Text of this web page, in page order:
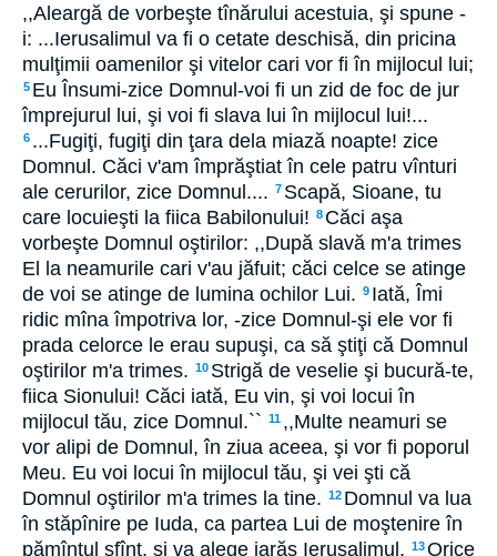
,,Aleargă de vorbeşte tînărului acestuia, şi spune -
i: ...Ierusalimul va fi o cetate deschisă, din pricina
mulţimii oamenilor şi vitelor cari vor fi în mijlocul lui;
5 Eu Însumi-zice Domnul-voi fi un zid de foc de jur
împrejurul lui, şi voi fi slava lui în mijlocul lui!...
6 ...Fugiţi, fugiţi din ţara dela miază noapte! zice
Domnul. Căci v'am împrăştiat în cele patru vînturi
ale cerurilor, zice Domnul.... 7 Scapă, Sioane, tu
care locuieşti la fiica Babilonului! 8 Căci aşa
vorbeşte Domnul oştirilor: ,,După slavă m'a trimes
El la neamurile cari v'au jăfuit; căci celce se atinge
de voi se atinge de lumina ochilor Lui. 9 Iată, Îmi
ridic mîna împotriva lor, -zice Domnul-şi ele vor fi
prada celorce le erau supuşi, ca să ştiţi că Domnul
oştirilor m'a trimes. 10 Strigă de veselie şi bucură-te,
fiica Sionului! Căci iată, Eu vin, şi voi locui în
mijlocul tău, zice Domnul.`` 11 ,,Multe neamuri se
vor alipi de Domnul, în ziua aceea, şi vor fi poporul
Meu. Eu voi locui în mijlocul tău, şi vei şti că
Domnul oştirilor m'a trimes la tine. 12 Domnul va lua
în stăpînire pe Iuda, ca partea Lui de moştenire în
pămîntul sfînt, şi va alege iarăş Ierusalimul. 13Orice